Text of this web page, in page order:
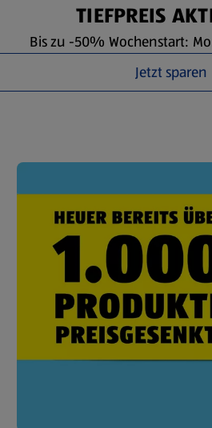
TIEFPREIS
Bis zu -50% Wochenstart:
Jetzt sparen